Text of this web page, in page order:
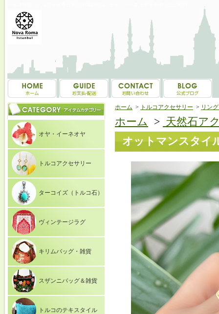
オヤ・イーネオヤ
トルコアクセサリー
ターコイズ（トルコ石）
ヴィンテージラグ
キリムバッグ・雑貨
スザンニバッグ＆雑貨
トルコのテキスタイル
ホーム > トルコアクセサリー > リン
ホーム > 天然石ア
オットマンスタイ